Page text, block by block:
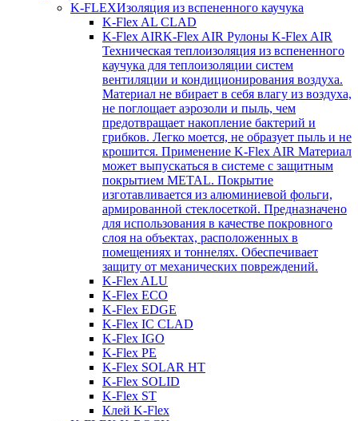
K-FLEXИзоляция из вспененного каучука
K-Flex AL CLAD
K-Flex AIRK-Flex AIR Рулоны K-Flex AIR
Техническая теплоизоляция из вспененного
каучука для теплоизоляции систем
вентиляции и кондиционирования воздуха.
Материал не вбирает в себя влагу из воздуха,
не поглощает аэрозоли и пыль, чем
предотвращает накопление бактерий и
грибков. Легко моется, не образует пыль и не
крошится. Применение K-Flex AIR Материал
может выпускаться в системе c защитным
покрытием METAL. Покрытие
изготавливается из алюминиевой фольги,
армированной стеклосеткой. Предназначено
для использования в качестве покровного
слоя на объектах, расположенных в
помещениях и тоннелях. Обеспечивает
защиту от механических повреждений.
K-Flex ALU
K-Flex ECO
K-Flex EDGE
K-Flex IC CLAD
K-Flex IGO
K-Flex PE
K-Flex SOLAR HT
K-Flex SOLID
K-Flex ST
Клей K-Flex